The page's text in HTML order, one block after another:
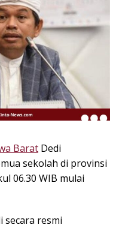
Barat Dedi
sekolah di provinsi
06.30 WIB mulai
secara resmi